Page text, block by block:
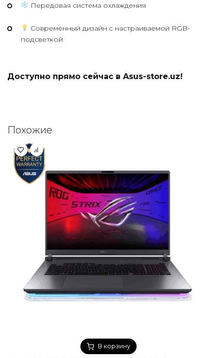
Передовая система охлаждения
Современный дизайн с настраиваемой RGB-
подсветкой
Доступно прямо сейчас в Asus-store.uz!
Похожие
В корзину